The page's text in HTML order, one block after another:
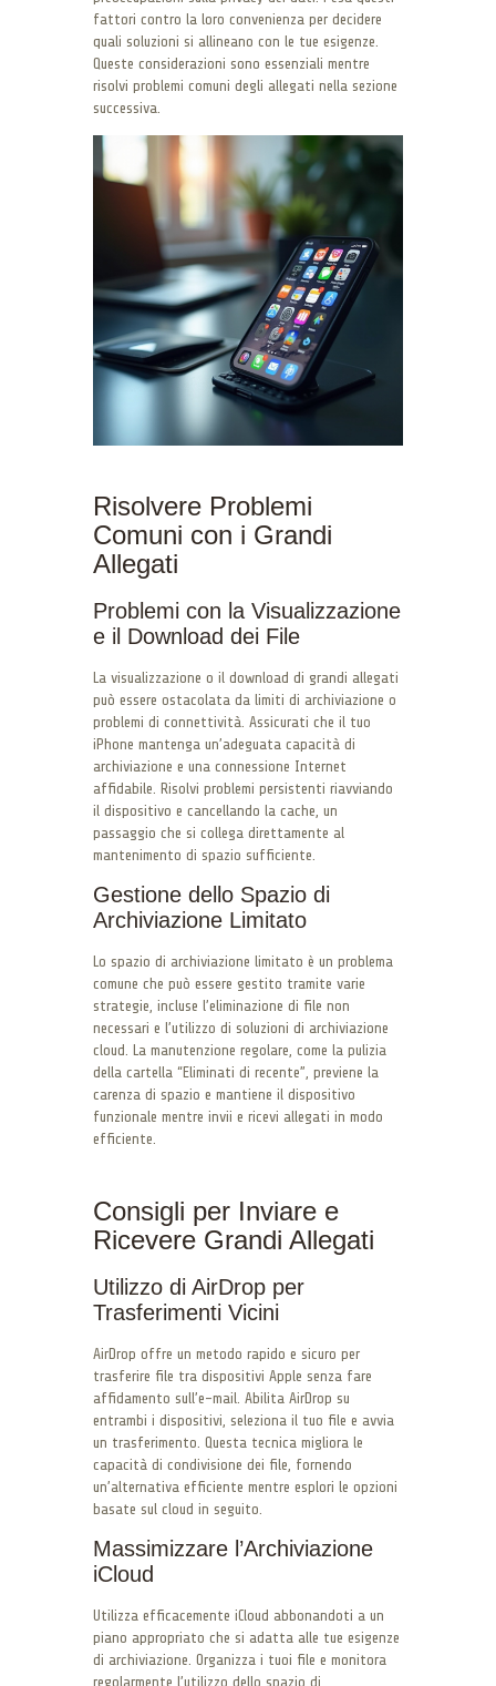
fattori contro la loro convenienza per decidere
quali soluzioni si allineano con le tue esigenze.
Queste considerazioni sono essenziali mentre
risolvi problemi comuni degli allegati nella sezione
successiva.
Risolvere Problemi
Comuni con i Grandi
Allegati
Problemi con la Visualizzazione
e il Download dei File
La visualizzazione o il download di grandi allegati
può essere ostacolata da limiti di archiviazione o
problemi di connettività. Assicurati che il tuo
iPhone mantenga un’adeguata capacità di
archiviazione e una connessione Internet
affidabile. Risolvi problemi persistenti riavviando
il dispositivo e cancellando la cache, un
passaggio che si collega direttamente al
mantenimento di spazio sufficiente.
Gestione dello Spazio di
Archiviazione Limitato
Lo spazio di archiviazione limitato è un problema
comune che può essere gestito tramite varie
strategie, incluse l’eliminazione di file non
necessari e l’utilizzo di soluzioni di archiviazione
cloud. La manutenzione regolare, come la pulizia
della cartella “Eliminati di recente”, previene la
carenza di spazio e mantiene il dispositivo
funzionale mentre invii e ricevi allegati in modo
efficiente.
Consigli per Inviare e
Ricevere Grandi Allegati
Utilizzo di AirDrop per
Trasferimenti Vicini
AirDrop offre un metodo rapido e sicuro per
trasferire file tra dispositivi Apple senza fare
affidamento sull’e-mail. Abilita AirDrop su
entrambi i dispositivi, seleziona il tuo file e avvia
un trasferimento. Questa tecnica migliora le
capacità di condivisione dei file, fornendo
un’alternativa efficiente mentre esplori le opzioni
basate sul cloud in seguito.
Massimizzare l’Archiviazione
iCloud
Utilizza efficacemente iCloud abbonandoti a un
piano appropriato che si adatta alle tue esigenze
di archiviazione. Organizza i tuoi file e monitora
regolarmente l’utilizzo dello spazio di